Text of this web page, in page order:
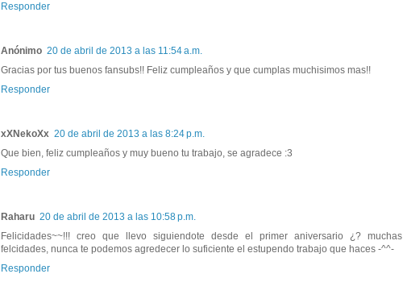
Responder
Anónimo 20 de abril de 2013 a las 11:54 a.m.
Gracias por tus buenos fansubs!! Feliz cumpleaños y que cumplas muchisimos mas!!
Responder
xXNekoXx 20 de abril de 2013 a las 8:24 p.m.
Que bien, feliz cumpleaños y muy bueno tu trabajo, se agradece :3
Responder
Raharu 20 de abril de 2013 a las 10:58 p.m.
Felicidades~~!!! creo que llevo siguiendote desde el primer aniversario ¿? muchas
felcidades, nunca te podemos agredecer lo suficiente el estupendo trabajo que haces -^^-
Responder